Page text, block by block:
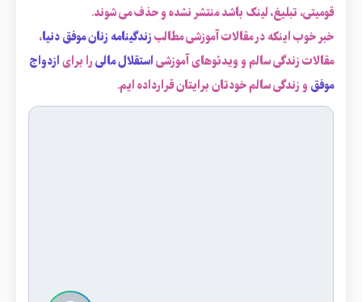
قومیتی، تبلیغ، لینک باشد منتشر نشده و حذف می شوند.
خبر خوب اینکه در مقالات آموزشی مطالبزندگینامه زنان موفق دنیا،
مقالات زندگی سالم و ویدئوهای آموزشیاستقلال مالیرا برایازدواج
موفق و زندگی سالم خودتان برایتان قرارداده ایم.